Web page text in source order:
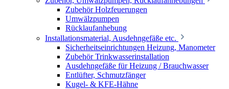
Zubehör Holzfeuerungen
Umwälzpumpen
Rücklaufanhebung
Installationsmaterial, Ausdehngefäße etc.
Sicherheitseinrichtungen Heizung, Manometer
Zubehör Trinkwasserinstallation
Ausdehngefäße für Heizung / Brauchwasser
Entlüfter, Schmutzfänger
Kugel- & KFE-Hähne